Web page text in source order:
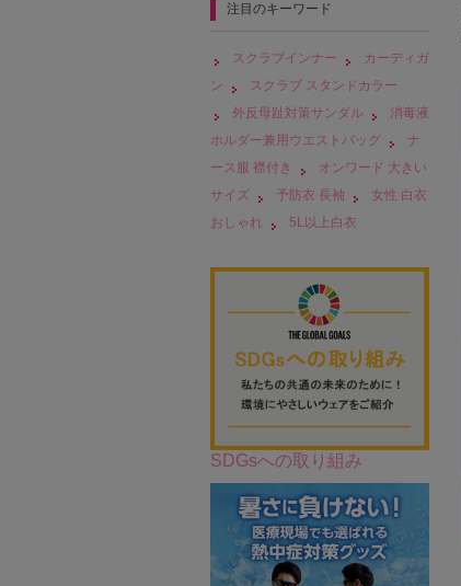
注目のキーワード
スクラブインナー
カーディガ
ン
スクラブ スタンドカラー
外反母趾対策サンダル
消毒液
ホルダー兼用ウエストバッグ
ナ
ース服 襟付き
オンワード 大きい
サイズ
予防衣 長袖
女性 白衣
おしゃれ
5L以上白衣
SDGsへの取り組み